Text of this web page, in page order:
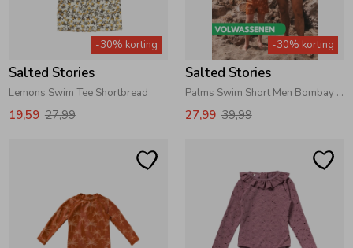
Zwemkleding
Jassen
Colberts & Gilets
Zwemkleding
Jassen
Jurken
Cadeaubonnen
Haaraccessoires
Verzorgingsproducten
Winterjassen
Zomerjassen
Zwemvesten & Zwembandjes
Winterjassen
Zomerjassen
-30% korting
Salted Stories
Lemons Swim Tee Shortbread
19,59 27,99
-30% korting
Salted Stories
Palms Swim Short Men Bombay Brown
27,99 39,99